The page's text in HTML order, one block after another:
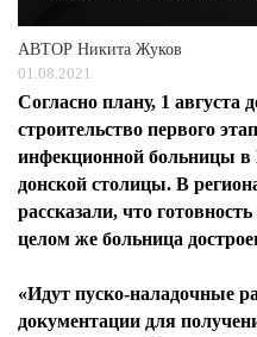
АВТОР Никита Жуков
01.08.2021
Согласно плану, 1 августа
строительство первого
инфекционной больницы в
донской столицы. В
рассказали, что
целом же больница
«Идут пуско-наладочные
документации для